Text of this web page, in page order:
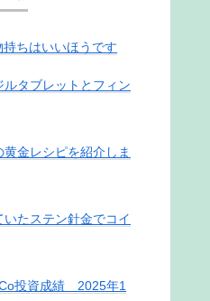
ちはいいほうです
タブレットとフィン
金レシピを紹介しま
たステン針金でコイ
投資成績 2025年1